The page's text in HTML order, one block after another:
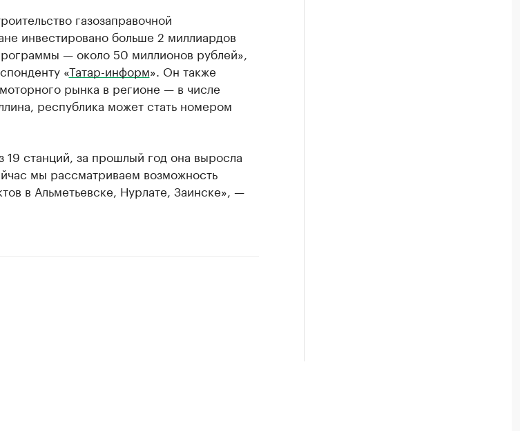
газозаправочной
инвестировано больше 2 миллиардов
— около 50 миллионов рублей»,
«Татар-информ». Он также
рынка в регионе — в числе
республика может стать номером
19 станций, за прошлый год она выросла
мы рассматриваем возможность
в Альметьевске, Нурлате, Заинске», —